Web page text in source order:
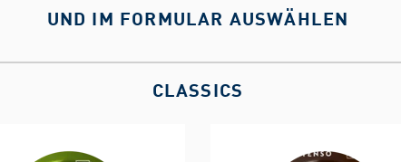
UND IM FORMULAR AUSWÄHLEN
CLASSICS